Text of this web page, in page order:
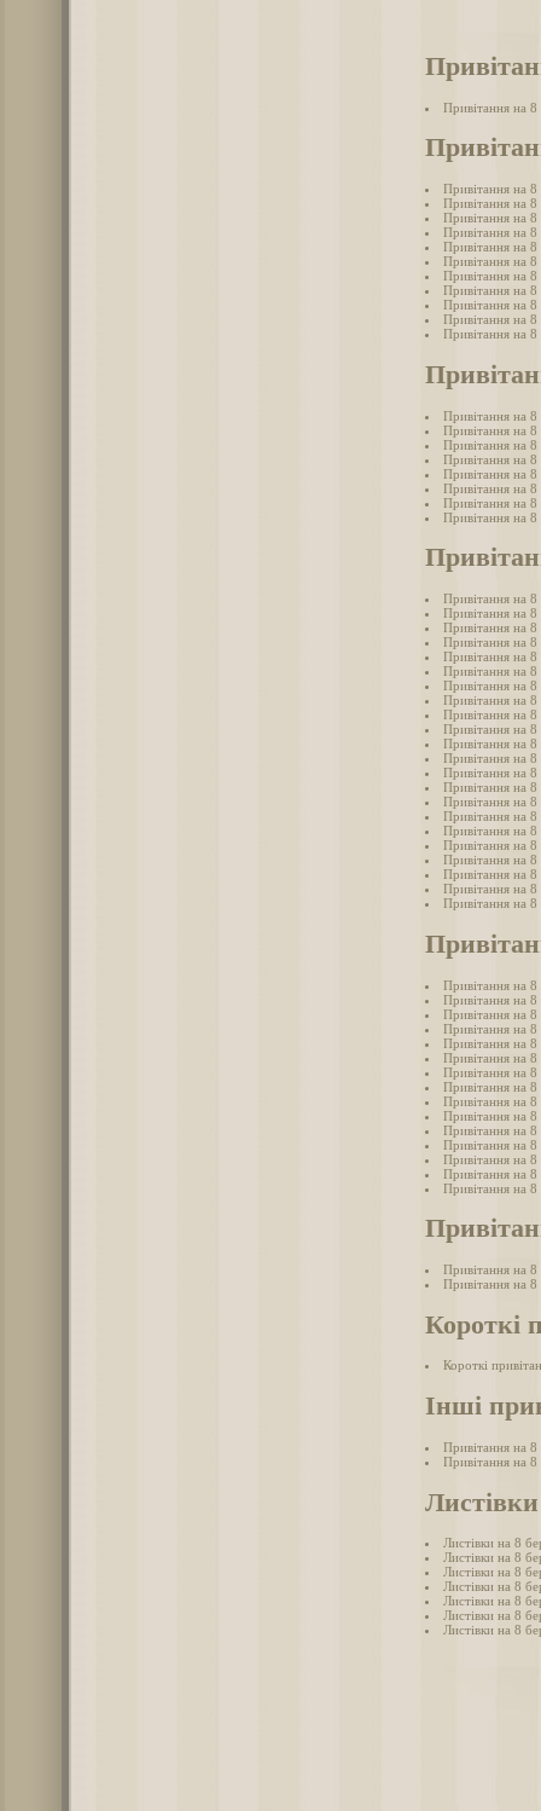
Привітання на 8
Привітання на
Привітання на 8
Привітання на 8
Привітання на 8
Привітання на 8
Привітання на 8
Привітання на 8
Привітання на 8
Привітання на 8
Привітання на 8
Привітання на 8
Привітання на 8
Привітання на 8
Привітання на 8
Привітання на 8
Привітання на 8
Привітання на
Привітання на
Привітання на 8
Привітання на 8
Привітання на 8
Привітання на 8
Привітання на 8
Привітання на 8
Привітання на 8
Привітання на 8
Привітання на 8
Привітання на 8
Привітання на 8
Привітання на 8
Привітання на 8
Привітання на 8
Привітання на 8
Привітання на 8
Привітання на 8
Привітання на 8
Привітання на 8
Привітання на 8
Привітання на 8
Привітання на 8
Привітання на 8
Привітання на 8
Привітання на 8
Привітання на 8
Привітання на 8
Привітання на 8
Привітання на 8
Привітання на
Привітання на 8
Привітання на 8
Привітання на 8
Привітання на 8
Привітання на 8
Привітання на 8
Привітання на 8
Привітання на 8
Привітання на 8
Привітання на 8
Короткі
Короткі
Інші
Привітання на 8
Привітання на 8
Листівки на 8
Листівки на 8
Листівки на 8
Листівки на 8
Листівки на 8
Листівки на 8
Листівки на 8